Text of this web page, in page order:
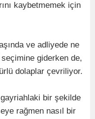
kaybetmemek için
ve adliyede ne
giderken de,
dolaplar çevriliyor.
bir şekilde
rağmen nasıl bir